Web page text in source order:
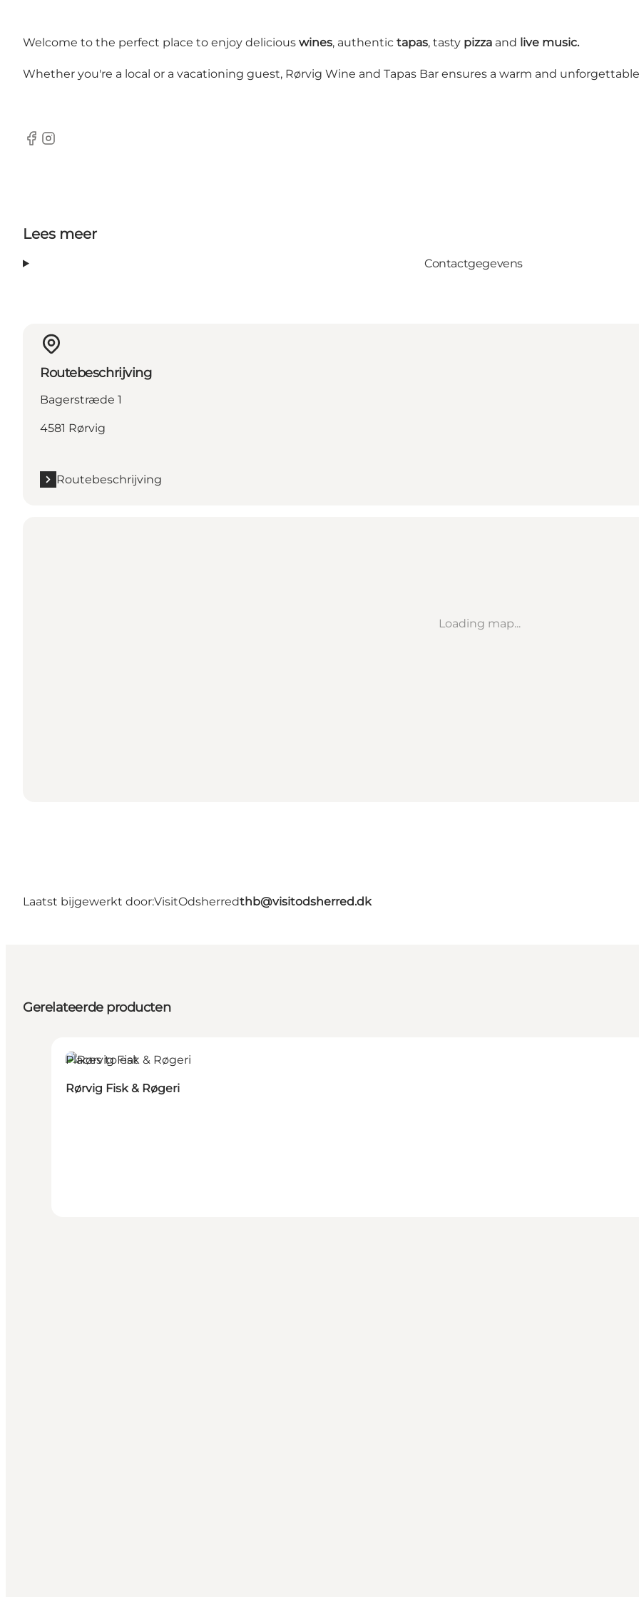
Welcome to the perfect place to enjoy delicious wines, authentic tapas, tasty pizza and live music.
Whether you're a local or a vacationing guest, Rørvig Wine and Tapas Bar ensures a warm and
Facebook
Instagram
Lees meer
Contactgegevens
Routebeschrijving
Bagerstræde 1
4581 Rørvig
Routebeschrijving
Loading map...
Laatst bijgewerkt door:VisitOdsherredthb@visitodsherred.dk
Gerelateerde producten
Places to eat
Rørvig Fisk & Røgeri